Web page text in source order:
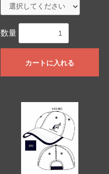
数量
カートに入れる